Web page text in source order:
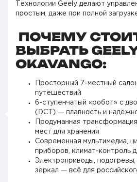
Технологии Geely делают
простым, даже при полной
ПОЧЕМУ
ВЫБРАТЬ
OKAVANGO:
Просторный 7-местный
путешествий
6-ступенчатый «робот» с
(DCT) — плавность и
Продуманная
мест для хранения
Современная мультимедиа,
приборов, климат-контроль
Электроприводы,
зеркал — всё для